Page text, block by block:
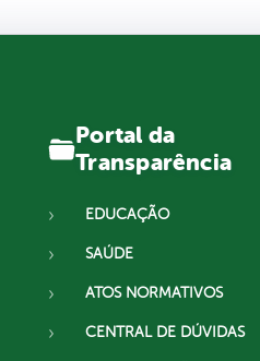
Portal da
Transparência
EDUCAÇÃO
SAÚDE
ATOS NORMATIVOS
CENTRAL DE DÚVIDAS